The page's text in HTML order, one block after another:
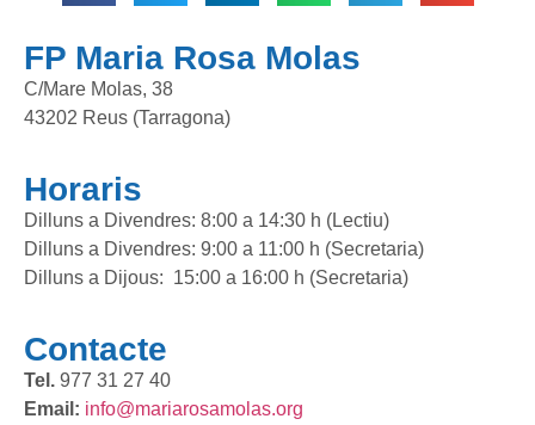
FP Maria Rosa Molas
C/Mare Molas, 38
43202 Reus (Tarragona)
Horaris
Dilluns a Divendres: 8:00 a 14:30 h (Lectiu)
Dilluns a Divendres: 9:00 a 11:00 h (Secretaria)
Dilluns a Dijous: 15:00 a 16:00 h (Secretaria)
Contacte
Tel. 977 31 27 40
Email: info@mariarosamolas.org